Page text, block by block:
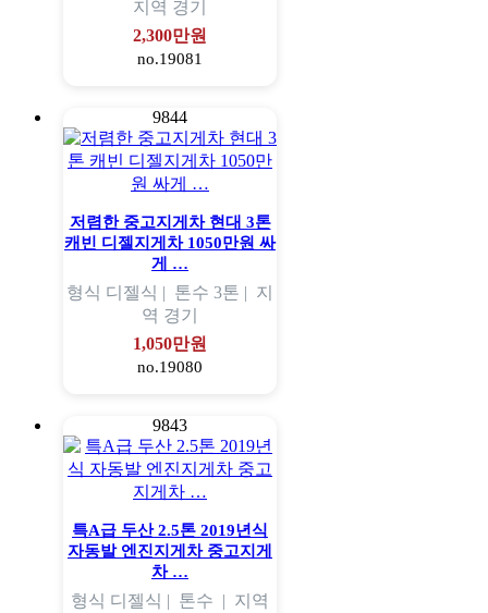
지역 경기
2,300만원
no.19081
9844
저렴한 중고지게차 현대 3톤
캐빈 디젤지게차 1050만원 싸
게 …
형식 디젤식 | 톤수 3톤 | 지
역 경기
1,050만원
no.19080
9843
특A급 두산 2.5톤 2019년식
자동발 엔진지게차 중고지게
차 …
형식 디젤식 | 톤수 | 지역